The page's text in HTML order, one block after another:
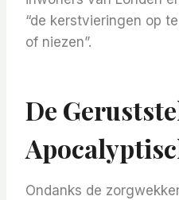
“de kerstvieringen op
of niezen”.
De
Ondanks de